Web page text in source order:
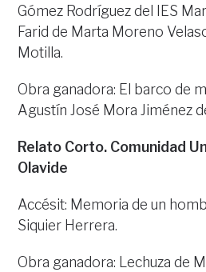
Gómez Rodríguez del IES
Farid de Marta Moreno
Motilla.
Obra ganadora: El barco de
Agustín José Mora Jiménez
Relato Corto. Comunidad
Olavide
Accésit: Memoria de un
Siquier Herrera.
Obra ganadora: Lechuza de